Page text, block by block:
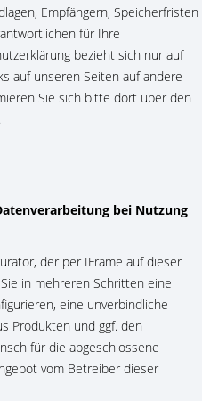
Empfängern, Speicherfristen
für Ihre
bezieht sich nur auf
auf unseren Seiten auf andere
Sie sich bitte dort über den
bei Nutzung
der per IFrame auf dieser
in mehreren Schritten eine
eine unverbindliche
Produkten und ggf. den
für die abgeschlossene
vom Betreiber dieser